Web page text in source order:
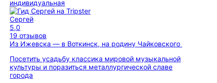
индивидуальная
Сергей
5,0
19 отзывов
Из Ижевска — в Воткинск, на родину Чайковского
Посетить усадьбу классика мировой музыкальной
культуры и поразиться металлургической славе
города